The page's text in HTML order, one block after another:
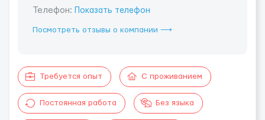
Телефон: Показать телефон
Посмотреть отзывы о компании ⟶
Требуется опыт С проживанием
Постоянная работа Без языка